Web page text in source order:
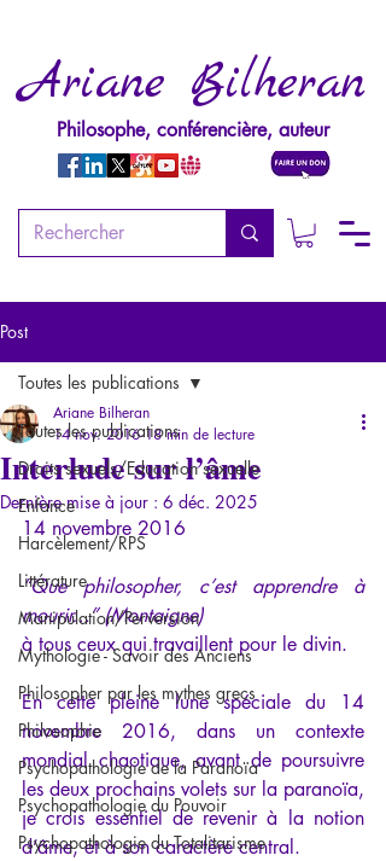
Ariane Bilheran
Philosophe, conférencière, auteur
Post
Toutes les publications
Droits sexuels/Education sexuelle
Enfance
Harcèlement/RPS
Littérature
Manipulation/Perversion
Mythologie - Savoir des Anciens
Philosopher par les mythes grecs
Philosophie
Psychopathologie de la Paranoïa
Psychopathologie du Pouvoir
Psychopathologie du Totalitarisme
Toutes les publications
Interlude sur l’âme
Ariane Bilheran
14 nov. 2016 18 min de lecture
Dernière mise à jour : 6 déc. 2025
14 novembre 2016
“Que philosopher, c’est apprendre à
mourir…” (Montaigne)
à tous ceux qui travaillent pour le divin.
En cette pleine lune spéciale du 14
novembre 2016, dans un contexte
mondial chaotique, avant de poursuivre
les deux prochains volets sur la paranoïa,
je crois essentiel de revenir à la notion
d’âme, et à son caractère central.